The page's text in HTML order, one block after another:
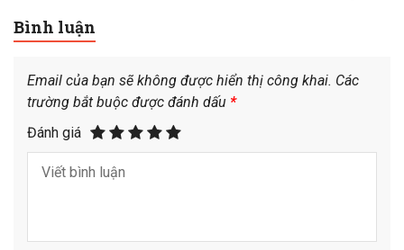
Bình luận
Email của bạn sẽ không được hiển thị công khai. Các
trường bắt buộc được đánh dấu *
Đánh giá